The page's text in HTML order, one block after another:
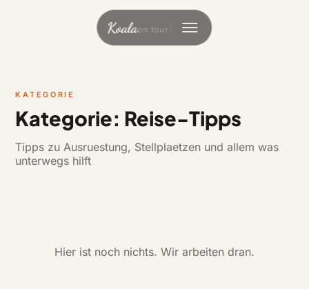
Koalaon tour
KATEGORIE
Kategorie: Reise-Tipps
Tipps zu Ausruestung, Stellplaetzen und allem was
unterwegs hilft
Hier ist noch nichts. Wir arbeiten dran.